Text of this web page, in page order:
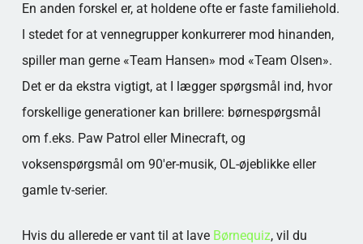
En anden forskel er, at holdene ofte er faste familiehold.
I stedet for at vennegrupper konkurrerer mod hinanden,
spiller man gerne «Team Hansen» mod «Team Olsen».
Det er da ekstra vigtigt, at I lægger spørgsmål ind, hvor
forskellige generationer kan brillere: børnespørgsmål
om f.eks. Paw Patrol eller Minecraft, og
voksenspørgsmål om 90'er-musik, OL-øjeblikke eller
gamle tv-serier.
Hvis du allerede er vant til at lave Børnequiz, vil du